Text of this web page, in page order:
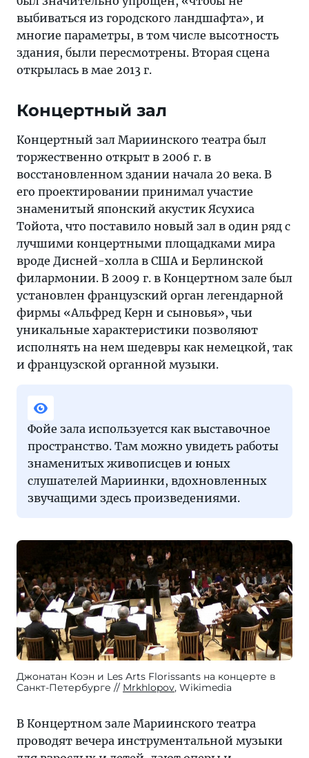
выбиваться из городского ландшафта», и
многие параметры, в том числе высотность
здания, были пересмотрены. Вторая сцена
открылась в мае 2013 г.
Концертный зал
Концертный зал Мариинского театра был
торжественно открыт в 2006 г. в
восстановленном здании начала 20 века. В
его проектировании принимал участие
знаменитый японский акустик Ясухиса
Тойота, что поставило новый зал в один ряд с
лучшими концертными площадками мира
вроде Дисней-холла в США и Берлинской
филармонии. В 2009 г. в Концертном зале был
установлен французский орган легендарной
фирмы «Альфред Керн и сыновья», чьи
уникальные характеристики позволяют
исполнять на нем шедевры как немецкой, так
и французской органной музыки.
Фойе зала используется как выставочное
пространство. Там можно увидеть работы
знаменитых живописцев и юных
слушателей Мариинки, вдохновленных
звучащими здесь произведениями.
Джонатан Коэн и Les Arts Florissants на концерте в
Санкт-Петербурге
Mrkhlopov, Wikimedia
В Концертном зале Мариинского театра
проводят вечера инструментальной музыки